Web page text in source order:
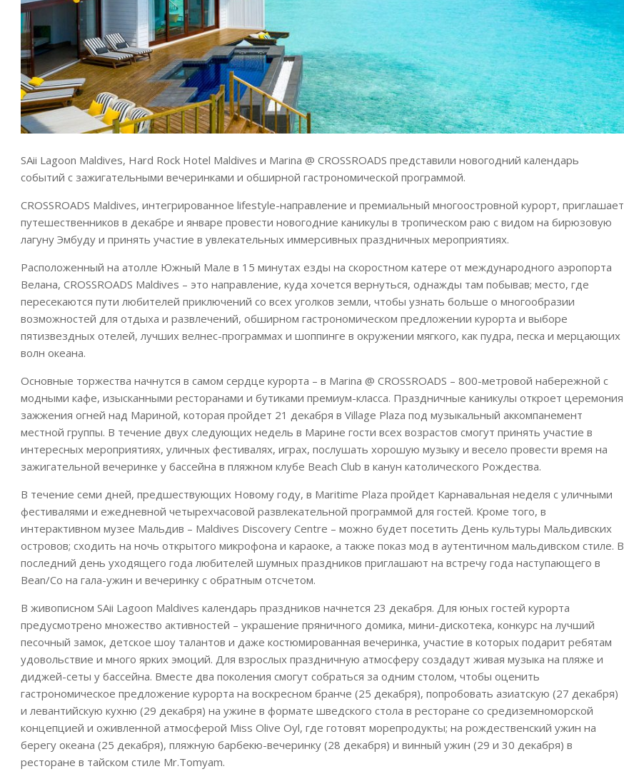
SAii Lagoon Maldives, Hard Rock Hotel Maldives и Marina @ CROSSROADS представили новогодний календарь
событий с зажигательными вечеринками и обширной гастрономической программой.
CROSSROADS Maldives, интегрированное lifestyle-направление и премиальный многоостровной курорт, приглашает
путешественников в декабре и январе провести новогодние каникулы в тропическом раю с видом на бирюзовую
лагуну Эмбуду и принять участие в увлекательных иммерсивных праздничных мероприятиях.
Расположенный на атолле Южный Мале в 15 минутах езды на скоростном катере от международного аэропорта
Велана, CROSSROADS Maldives – это направление, куда хочется вернуться, однажды там побывав; место, где
пересекаются пути любителей приключений со всех уголков земли, чтобы узнать больше о многообразии
возможностей для отдыха и развлечений, обширном гастрономическом предложении курорта и выборе
пятизвездных отелей, лучших велнес-программах и шоппинге в окружении мягкого, как пудра, песка и мерцающих
волн океана.
Основные торжества начнутся в самом сердце курорта – в Marina @ CROSSROADS – 800-метровой набережной с
модными кафе, изысканными ресторанами и бутиками премиум-класса. Праздничные каникулы откроет церемония
зажжения огней над Мариной, которая пройдет 21 декабря в Village Plaza под музыкальный аккомпанемент
местной группы. В течение двух следующих недель в Марине гости всех возрастов смогут принять участие в
интересных мероприятиях, уличных фестивалях, играх, послушать хорошую музыку и весело провести время на
зажигательной вечеринке у бассейна в пляжном клубе Beach Club в канун католического Рождества.
В течение семи дней, предшествующих Новому году, в Maritime Plaza пройдет Карнавальная неделя с уличными
фестивалями и ежедневной четырехчасовой развлекательной программой для гостей. Кроме того, в
интерактивном музее Мальдив – Maldives Discovery Centre – можно будет посетить День культуры Мальдивских
островов; сходить на ночь открытого микрофона и караоке, а также показ мод в аутентичном мальдивском стиле. В
последний день уходящего года любителей шумных праздников приглашают на встречу года наступающего в
Bean/Co на гала-ужин и вечеринку с обратным отсчетом.
В живописном SAii Lagoon Maldives календарь праздников начнется 23 декабря. Для юных гостей курорта
предусмотрено множество активностей – украшение пряничного домика, мини-дискотека, конкурс на лучший
песочный замок, детское шоу талантов и даже костюмированная вечеринка, участие в которых подарит ребятам
удовольствие и много ярких эмоций. Для взрослых праздничную атмосферу создадут живая музыка на пляже и
диджей-сеты у бассейна. Вместе два поколения смогут собраться за одним столом, чтобы оценить
гастрономическое предложение курорта на воскресном бранче (25 декабря), попробовать азиатскую (27 декабря)
и левантийскую кухню (29 декабря) на ужине в формате шведского стола в ресторане со средиземноморской
концепцией и оживленной атмосферой Miss Olive Oyl, где готовят морепродукты; на рождественский ужин на
берегу океана (25 декабря), пляжную барбекю-вечеринку (28 декабря) и винный ужин (29 и 30 декабря) в
ресторане в тайском стиле Mr.Tomyam.